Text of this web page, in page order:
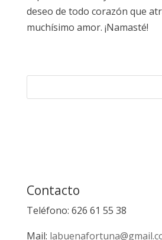
deseo de todo corazón que
muchísimo amor. ¡Namasté!
Contacto
Teléfono: 626 61 55 38
Mail: